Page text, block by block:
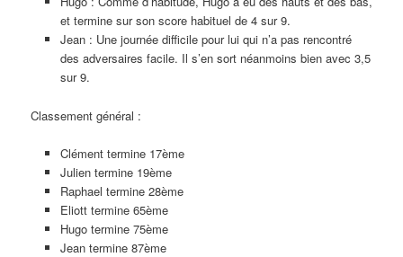
et termine sur son score habituel de 4 sur 9.
Jean : Une journée difficile pour lui qui n’a pas rencontré
des adversaires facile. Il s’en sort néanmoins bien avec 3,5
sur 9.
Classement général :
Clément termine 17ème
Julien termine 19ème
Raphael termine 28ème
Eliott termine 65ème
Hugo termine 75ème
Jean termine 87ème